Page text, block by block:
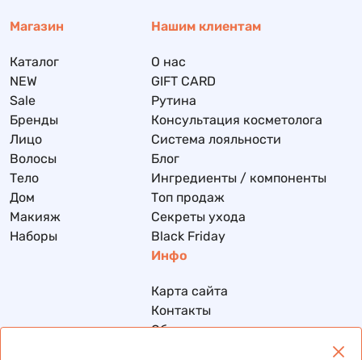
Магазин
Каталог
NEW
Sale
Бренды
Лицо
Волосы
Тело
Дом
Макияж
Наборы
Нашим клиентам
О нас
GIFT CARD
Рутина
Консультация косметолога
Система лояльности
Блог
Ингредиенты / компоненты
Топ продаж
Секреты ухода
Black Friday
Инфо
Карта сайта
Контакты
Обмен и возврат